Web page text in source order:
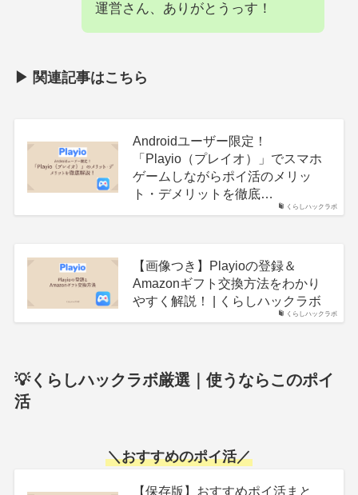
運営さん、ありがとうっす！
▶ 関連記事はこちら
くらしハックラボ
Androidユーザー限定！
「Playio（プレイオ）」でスマホ
ゲームしながらポイ活のメリッ
ト・デメリットを徹底…
くらしハックラボ
【画像つき】Playioの登録＆
Amazonギフト交換方法をわかり
やすく解説！ | くらしハックラボ
💡くらしハックラボ厳選｜使うならこのポイ
活
＼おすすめのポイ活／
【保存版】おすすめポイ活まと